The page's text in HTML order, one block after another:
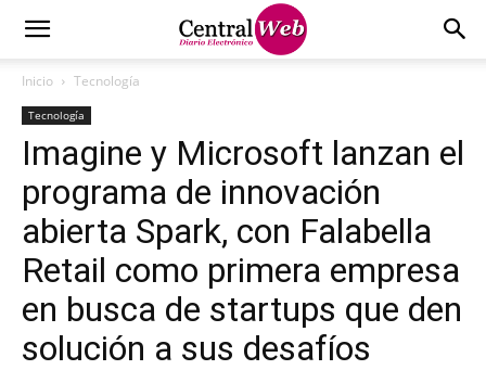
Inicio Tecnología
Tecnología
Imagine y Microsoft lanzan el
programa de innovación
abierta Spark, con Falabella
Retail como primera empresa
en busca de startups que den
solución a sus desafíos